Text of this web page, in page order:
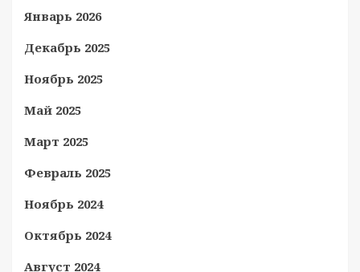
Январь 2026
Декабрь 2025
Ноябрь 2025
Май 2025
Март 2025
Февраль 2025
Ноябрь 2024
Октябрь 2024
Август 2024